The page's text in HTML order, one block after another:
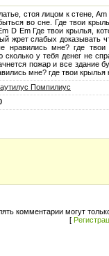
стоя лицом к стене,
во сне. Где твои
D Em Где твои крылья,
жрет слабых доказывать
нравились мне? где
y тебя денег не
пожар и все здание
мне? где твои
Помпилиус
комментарии могут
[